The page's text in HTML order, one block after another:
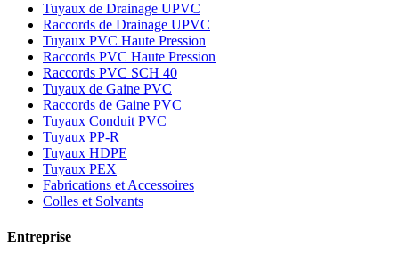
Tuyaux de Drainage UPVC
Raccords de Drainage UPVC
Tuyaux PVC Haute Pression
Raccords PVC Haute Pression
Raccords PVC SCH 40
Tuyaux de Gaine PVC
Raccords de Gaine PVC
Tuyaux Conduit PVC
Tuyaux PP-R
Tuyaux HDPE
Tuyaux PEX
Fabrications et Accessoires
Colles et Solvants
Entreprise